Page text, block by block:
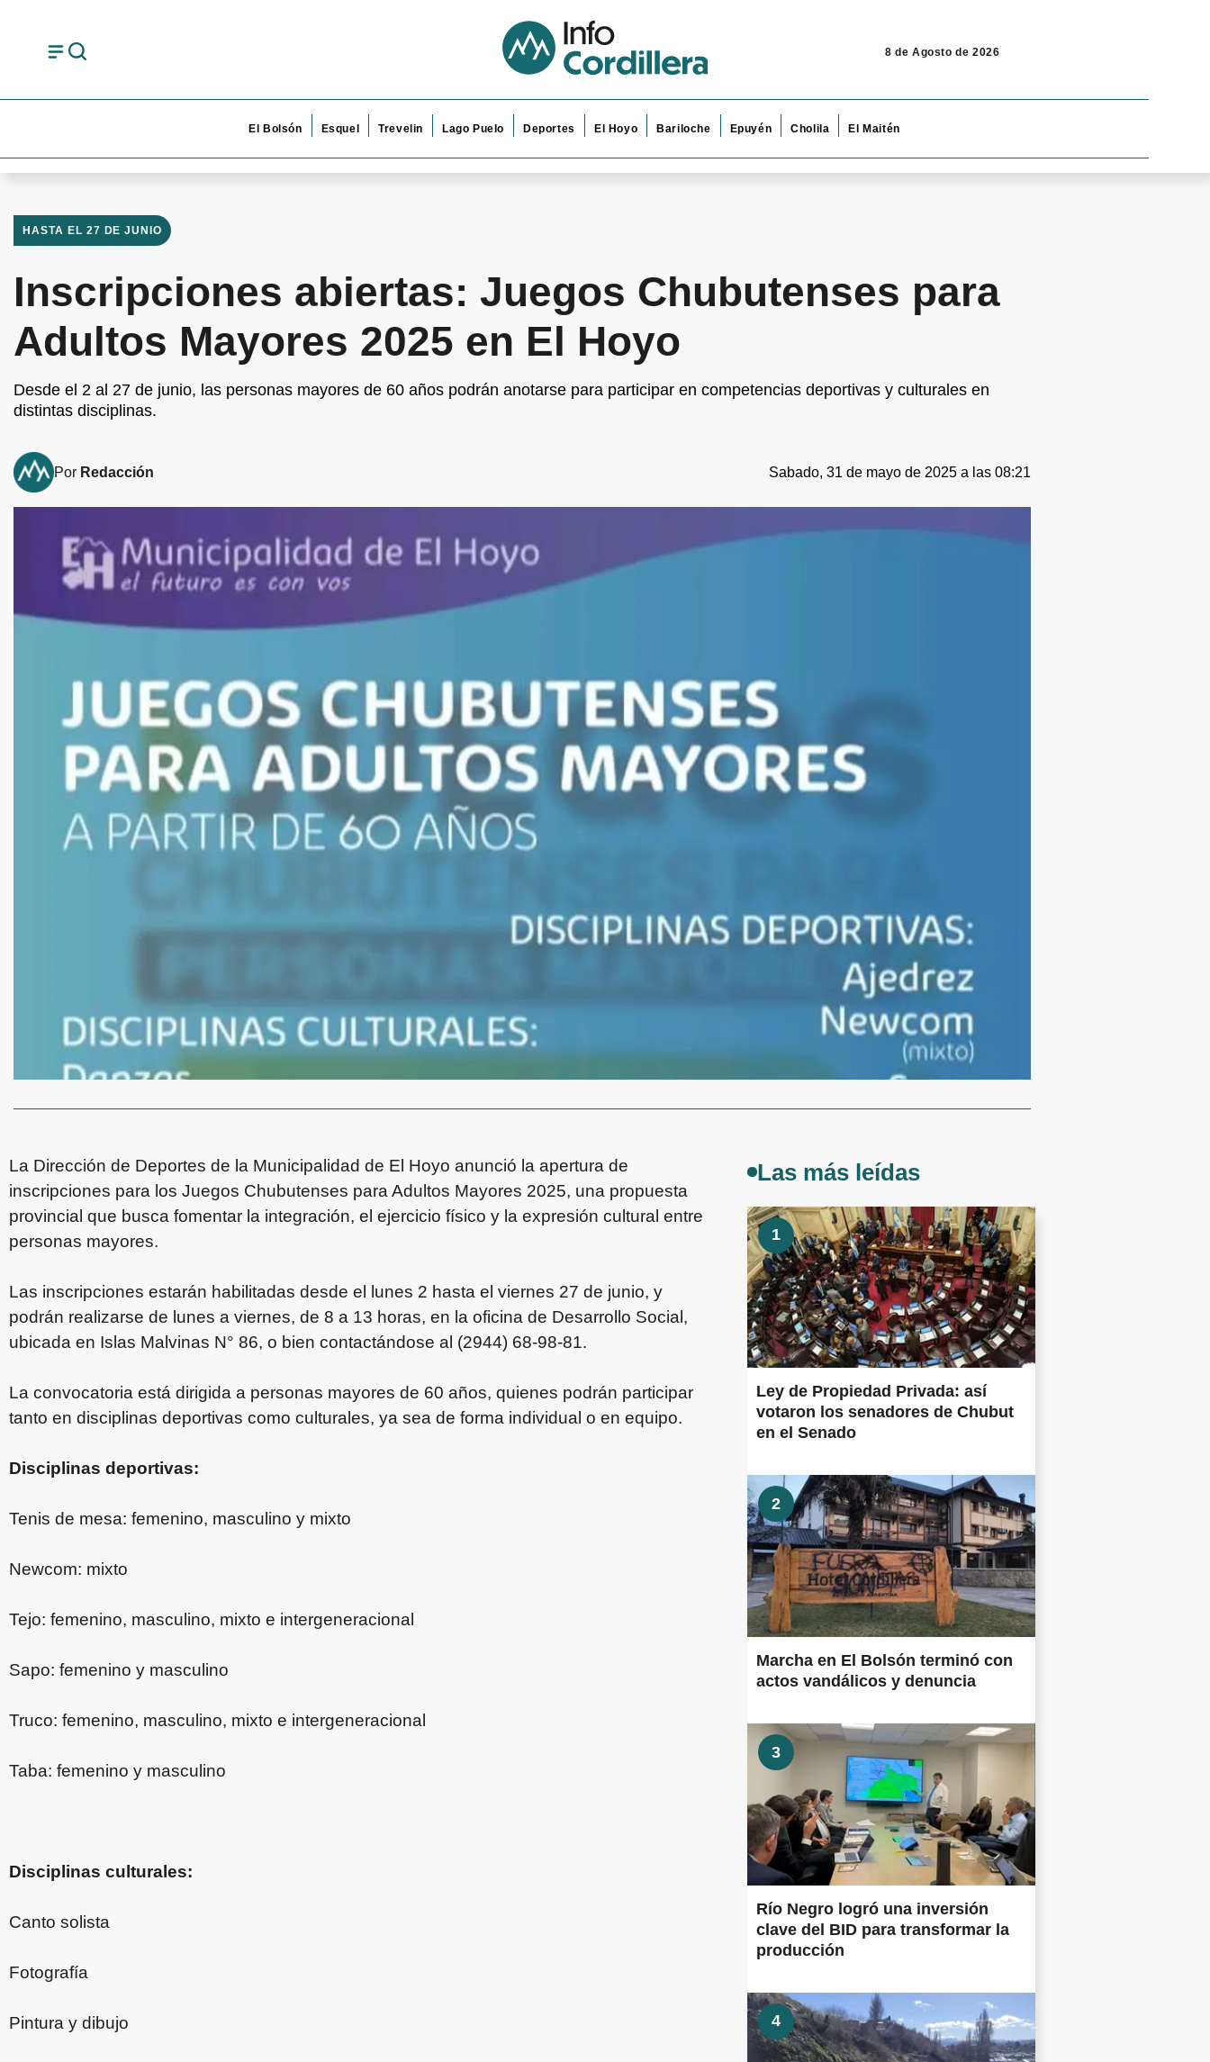
8 de Agosto de 2026
El Bolsón Esquel Trevelin Lago Puelo Deportes El Hoyo Bariloche Epuyén Cholila El Maitén
HASTA EL 27 DE JUNIO
Inscripciones abiertas: Juegos Chubutenses para
Adultos Mayores 2025 en El Hoyo
Desde el 2 al 27 de junio, las personas mayores de 60 años podrán anotarse para participar en competencias deportivas y culturales en
distintas disciplinas.
Por Redacción Sabado, 31 de mayo de 2025 a las 08:21
La Dirección de Deportes de la Municipalidad de El Hoyo anunció la apertura de
inscripciones para los Juegos Chubutenses para Adultos Mayores 2025, una propuesta
provincial que busca fomentar la integración, el ejercicio físico y la expresión cultural entre
personas mayores.
Las inscripciones estarán habilitadas desde el lunes 2 hasta el viernes 27 de junio, y
podrán realizarse de lunes a viernes, de 8 a 13 horas, en la oficina de Desarrollo Social,
ubicada en Islas Malvinas N° 86, o bien contactándose al (2944) 68-98-81.
La convocatoria está dirigida a personas mayores de 60 años, quienes podrán participar
tanto en disciplinas deportivas como culturales, ya sea de forma individual o en equipo.
Disciplinas deportivas:
Tenis de mesa: femenino, masculino y mixto
Newcom: mixto
Tejo: femenino, masculino, mixto e intergeneracional
Sapo: femenino y masculino
Truco: femenino, masculino, mixto e intergeneracional
Taba: femenino y masculino
Disciplinas culturales:
Canto solista
Fotografía
Pintura y dibujo
Las más leídas
1
Ley de Propiedad Privada: así
votaron los senadores de Chubut
en el Senado
2
Marcha en El Bolsón terminó con
actos vandálicos y denuncia
3
Río Negro logró una inversión
clave del BID para transformar la
producción
4